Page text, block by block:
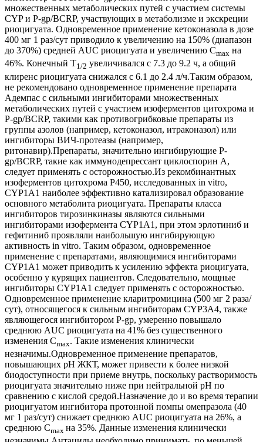
множественных метаболических путей с участием системы
CYP и P-gp/BCRP, участвующих в метаболизме и экскреции
риоцигуата. Одновременное применение кетоконазола в дозе
400 мг 1 раз/сут приводило к увеличению на 150% (диапазон
до 370%) средней AUC риоцигуата и увеличению Cmax на
46%. Конечный Т1/2 увеличивался с 7.3 до 9.2 ч, а общий
клиренс риоцигуата снижался с 6.1 до 2.4 л/ч.Таким образом,
не рекомендовано одновременное применение препарата
Адемпас с сильными ингибиторами множественных
метаболических путей с участием изоферментов цитохрома и
P-gp/BCRP, такими как противогрибковые препараты из
группы азолов (например, кетоконазол, итраконазол) или
ингибиторы ВИЧ-протеазы (например,
ритонавир).Препараты, значительно ингибирующие P-
gp/BCRP, такие как иммунодепрессант циклоспорин А,
следует применять с осторожностью.Из рекомбинантных
изоферментов цитохрома Р450, исследованных in vitro,
CYP1A1 наиболее эффективно катализировал образование
основного метаболита риоцигуата. Препараты класса
ингибиторов тирозинкиназы являются сильными
ингибиторами изофермента CYP1A1, при этом эрлотиниб и
гефитиниб проявляли наибольшую ингибирующую
активность in vitro. Таким образом, одновременное
применение с препаратами, являющимися ингибиторами
CYP1A1 может приводить к усилению эффекта риоцигуата,
особенно у курящих пациентов. Следовательно, мощные
ингибиторы CYP1A1 следует применять с осторожностью.
Одновременное применение кларитромицина (500 мг 2 раза/
сут), относящегося к сильным ингибиторам CYP3A4, также
являющегося ингибитором P-gp, умеренно повышало
среднюю AUC риоцигуата на 41% без существенного
изменения Cmax. Такие изменения клинически
незначимы.Одновременное применение препаратов,
повышающих рН ЖКТ, может привести к более низкой
биодоступности при приеме внутрь, поскольку растворимость
риоцигуата значительно ниже при нейтральной рН по
сравнению с кислой средой.Назначение до и во время терапии
риоцигуатом ингибитора протонной помпы омепразола (40
мг 1 раз/сут) снижает среднюю AUC риоцигуата на 26%, а
среднюю Cmax на 35%. Данные изменения клинически